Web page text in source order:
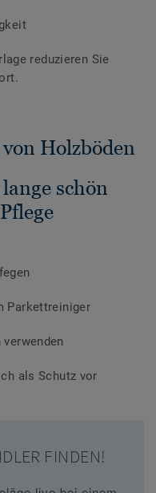
reduzieren Sie
Holzböden
schön
Parkettreiniger
als Schutz vor
FINDEN!